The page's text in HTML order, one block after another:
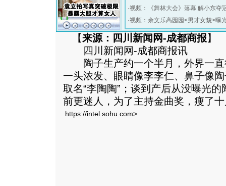
·视频：《舞林大会》落幕 解小东夺
·视频：余文乐高园园<男才女貌>曝
【来源：四川新闻网-成都商报】
四川新闻网-成都商报讯
陶子生产约一个半月，外界一直
一头浓发、眼睛像李李仁、鼻子像
取名“李陶陶”；谈到产后从没曝光
前更迷人，为了主持金曲奖，瘦了
https://intel.sohu.com>